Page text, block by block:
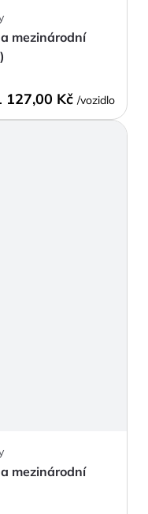
mezinárodní
127,00 Kč /vozidlo
mezinárodní